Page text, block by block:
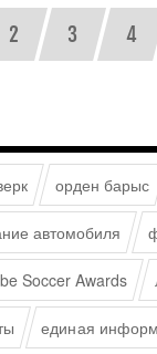
2 3 4
орден барыс
автомобиля
Soccer Awards
единая